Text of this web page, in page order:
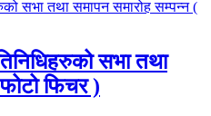
सभा तथा
फिचर )